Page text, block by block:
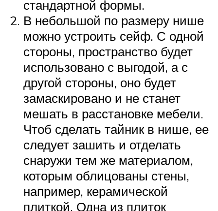
стандартной формы.
В небольшой по размеру нише
можно устроить сейф. С одной
стороны, пространство будет
использовано с выгодой, а с
другой стороны, оно будет
замаскировано и не станет
мешать в расстановке мебели.
Чтоб сделать тайник в нише, ее
следует зашить и отделать
снаружи тем же материалом,
которым облицованы стены,
например, керамической
плиткой. Одна из плиток